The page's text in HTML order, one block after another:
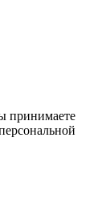
принимаете